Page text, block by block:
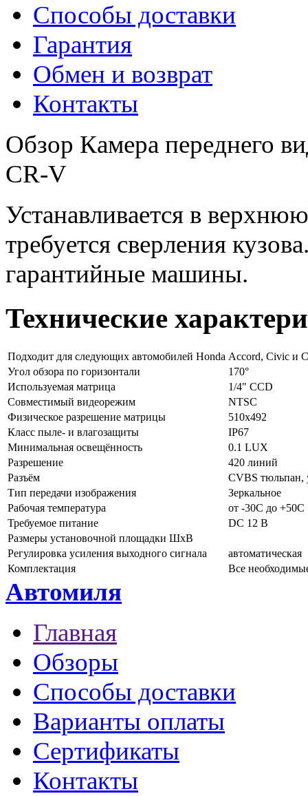
Способы доставки
Гарантия
Обмен и возврат
Контакты
Обзор Камера переднего
CR-V
Устанавливается в
требуется сверления
гарантийные машины.
Технические
Подходит для следующих автомобилей Honda Accord, Civic и
Угол обзора по горизонтали
170°
Используемая матрица
1/4" CCD
Совместимый видеорежим
NTSC
Физическое разрешение матрицы
510х492
Класс пыле- и влагозащиты
IP67
Минимальная освещённость
0.1 LUX
Разрешение
420 линий
Разъём
CVBS тюльпан,
Тип передачи изображения
Зеркальное
Рабочая температура
от -30C до +50C
Требуемое питание
DC 12 В
Размеры установочной площадки ШхВ
Регулировка усиления выходного сигнала
автоматическая
Комплектация
Все
Автомиля
Главная
Обзоры
Способы доставки
Варианты оплаты
Сертификаты
Контакты